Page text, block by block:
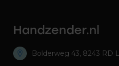
Handzender.nl
Bolderweg 43, 8243 RD